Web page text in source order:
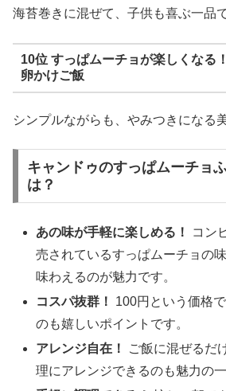
海苔巻きに混ぜて、子供も喜ぶ一品
10位 すっぱムーチョが楽しくなる
卵かけご飯
シンプルながらも、やみつきになる
キャンドゥのすっぱムーチョ
は？
あの味が手軽に楽しめる！
コン
売されているすっぱムーチョの
味わえるのが魅力です。
コスパ抜群！
100円という価格
のも嬉しいポイントです。
アレンジ自在！
ご飯に混ぜるだ
理にアレンジできるのも魅力の一